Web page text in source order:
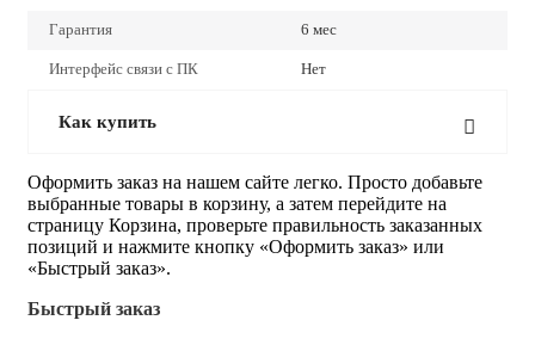
Гарантия 6 мес
Интерфейс связи с ПК Нет
Как купить
Оформить заказ на нашем сайте легко. Просто добавьте
выбранные товары в корзину, а затем перейдите на
страницу Корзина, проверьте правильность заказанных
позиций и нажмите кнопку «Оформить заказ» или
«Быстрый заказ».
Быстрый заказ